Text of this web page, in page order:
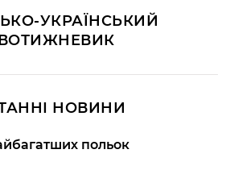
УКРАЇНСЬКИЙ
НОВИНИ
польок